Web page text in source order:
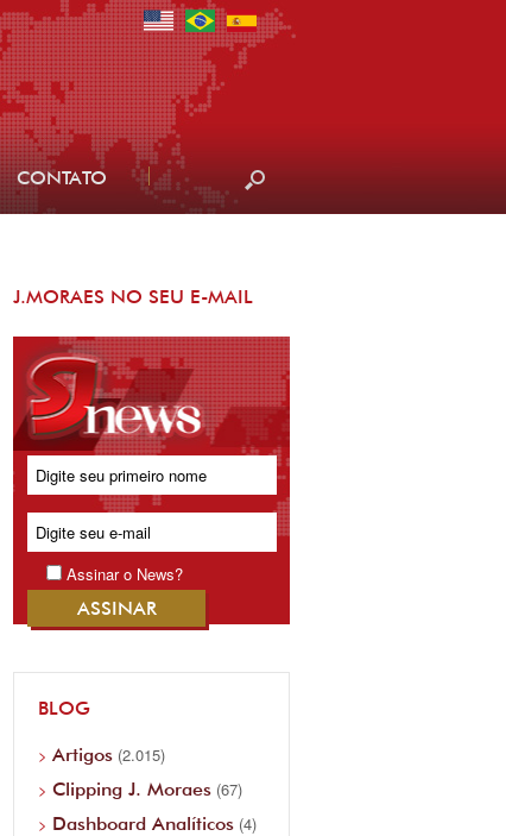
CONTATO
J.MORAES NO SEU E-MAIL
Assinar o News?
BLOG
Artigos (2.015)
Clipping J. Moraes (67)
Dashboard Analíticos (4)